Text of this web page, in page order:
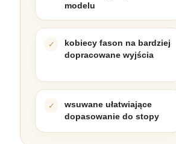
modelu
kobiecy fason na bardziej
dopracowane wyjścia
wsuwane ułatwiające
dopasowanie do stopy